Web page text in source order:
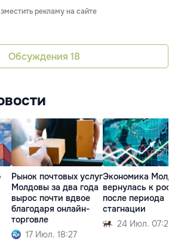
рекламу на сайте
Обсуждения 18
Рынок почтовых услуг
Молдовы за два года
вырос почти вдвое
благодаря онлайн-
торговле
17 Июл. 18:27
Экономика
вернулась к
после периода
стагнации
24 Июл. 07:27